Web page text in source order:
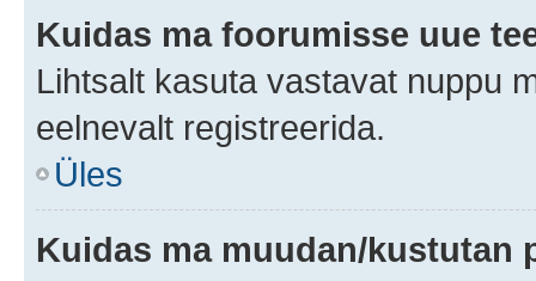
Kuidas ma foorumisse uue
Lihtsalt kasuta vastavat nuppu
eelnevalt registreerida.
Üles
Kuidas ma muudan/kustutan